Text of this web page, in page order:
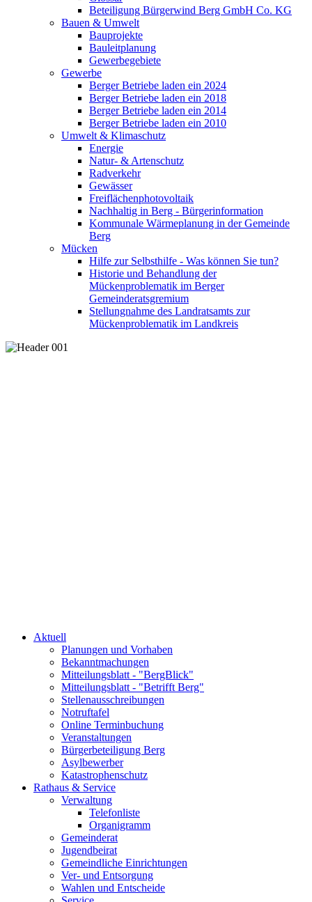
Beteiligung Bürgerwind Berg GmbH Co. KG
Bauen & Umwelt
Bauprojekte
Bauleitplanung
Gewerbegebiete
Gewerbe
Berger Betriebe laden ein 2024
Berger Betriebe laden ein 2018
Berger Betriebe laden ein 2014
Berger Betriebe laden ein 2010
Umwelt & Klimaschutz
Energie
Natur- & Artenschutz
Radverkehr
Gewässer
Freiflächenphotovoltaik
Nachhaltig in Berg - Bürgerinformation
Kommunale Wärmeplanung in der Gemeinde
Berg
Mücken
Hilfe zur Selbsthilfe - Was können Sie tun?
Historie und Behandlung der
Mückenproblematik im Berger
Gemeinderatsgremium
Stellungnahme des Landratsamts zur
Mückenproblematik im Landkreis
Aktuell
Planungen und Vorhaben
Bekanntmachungen
Mitteilungsblatt - "BergBlick"
Mitteilungsblatt - "Betrifft Berg"
Stellenausschreibungen
Notruftafel
Online Terminbuchung
Veranstaltungen
Bürgerbeteiligung Berg
Asylbewerber
Katastrophenschutz
Rathaus & Service
Verwaltung
Telefonliste
Organigramm
Gemeinderat
Jugendbeirat
Gemeindliche Einrichtungen
Ver- und Entsorgung
Wahlen und Entscheide